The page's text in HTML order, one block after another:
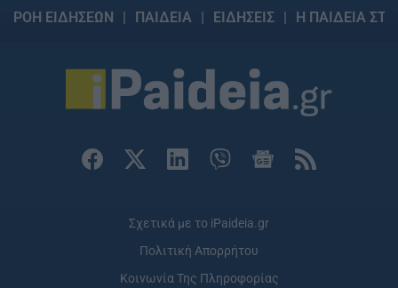
ΡΟΗ ΕΙΔΗΣΕΩΝ ΠΑΙΔΕΙΑ ΕΙΔΗΣΕΙΣ Η ΠΑΙΔΕΙΑ
Σχετικά με το iPaideia.gr
Πολιτική Απορρήτου
Κοινωνία Της Πληροφορίας